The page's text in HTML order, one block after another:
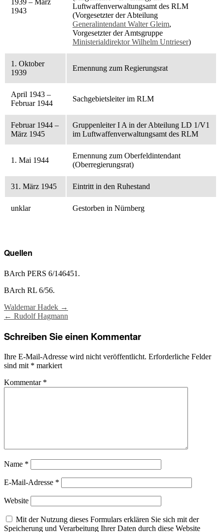
1939 – März
1943
Luftwaffenverwaltungsamt des RLM
(Vorgesetzter der Abteilung
Generalintendant Walter Gleim,
Vorgesetzter der Amtsgruppe
Ministerialdirektor Wilhelm Untrieser)
1. Oktober
1939
Ernennung zum Regierungsrat
April 1943 –
Februar 1944
Sachgebietsleiter im RLM
Februar 1944 –
März 1945
Gruppenleiter I A in der Abteilung LD 1/V1
im Luftwaffenverwaltungsamt des RLM
1. Mai 1944
Ernennung zum Oberfeldintendant
(Oberregierungsrat)
31. März 1945 Eintritt in den Ruhestand
unklar Gestorben in Nürnberg
Quellen
BArch PERS 6/146451.
BArch RL 6/56.
Post
Waldemar Hadek →
← Rudolf Hagmann
Schreiben Sie einen Kommentar
Ihre E-Mail-Adresse wird nicht veröffentlicht. Erforderliche Felder
sind mit * markiert
Kommentar *
Name *
E-Mail-Adresse *
Website
Mit der Nutzung dieses Formulars erklären Sie sich mit der
Speicherung und Verarbeitung Ihrer Daten durch diese Website